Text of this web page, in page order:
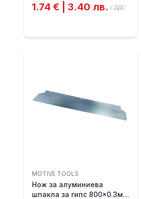
1.74 € | 3.40 лв. с ДДС
MOTIVE TOOLS
Нож за алуминиева
шпакла за гипс 800x0.3мм